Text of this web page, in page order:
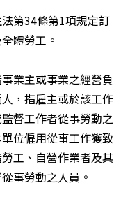
第34條第1項規定訂
體勞工。
業主或事業之經營負
，指雇主或於該工作
督工作者從事勞動之
位僱用從事工作獲致
工、自營作業者及其
事勞動之人員。